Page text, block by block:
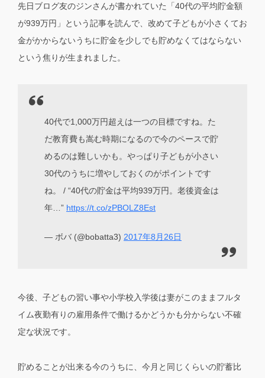
先日ブログ友のジンさんが書かれていた「40代の平均貯金額
が939万円」という記事を読んで、改めて子どもが小さくてお
金がかからないうちに貯金を少しでも貯めなくてはならない
という焦りが生まれました。
40代で1,000万円超えは一つの目標ですね。た
だ教育費も嵩む時期になるので今のペースで貯
めるのは難しいかも。やっぱり子どもが小さい
30代のうちに増やしておくのがポイントです
ね。 / “40代の貯金は平均939万円。老後資金は
年…” https://t.co/zPBOLZ8Est
— ボバ (@bobatta3) 2017年8月26日
今後、子どもの習い事や小学校入学後は妻がこのままフルタ
イム夜勤有りの雇用条件で働けるかどうかも分からない不確
定な状況です。
貯めることが出来る今のうちに、今月と同じくらいの貯蓄比